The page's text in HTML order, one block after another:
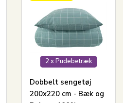
2 x Pudebetræk
Dobbelt sengetøj
200x220 cm - Bæk og